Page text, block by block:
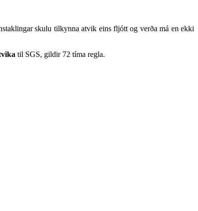
skulu tilkynna atvik eins fljótt og verða má en ekki
til SGS, gildir 72 tíma regla.